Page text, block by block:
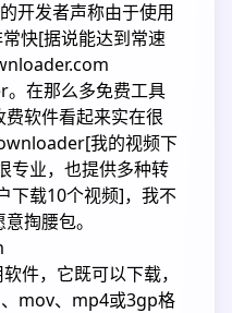
开发者声称由于使用
快[据说能达到常速
在那么多免费工具
软件看起来实在很
我的视频下
专业，也提供多种转
下载10个视频]，我不
掏腰包。
件，它既可以下载，
mov、mp4或3gp格